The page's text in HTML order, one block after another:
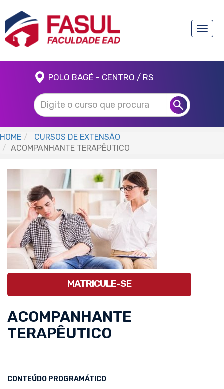
Toggle
POLO BAGÉ - CENTRO / RS
HOME
CURSOS DE EXTENSÃO
ACOMPANHANTE TERAPÊUTICO
MATRICULE-SE
ACOMPANHANTE
TERAPÊUTICO
CONTEÚDO PROGRAMÁTICO